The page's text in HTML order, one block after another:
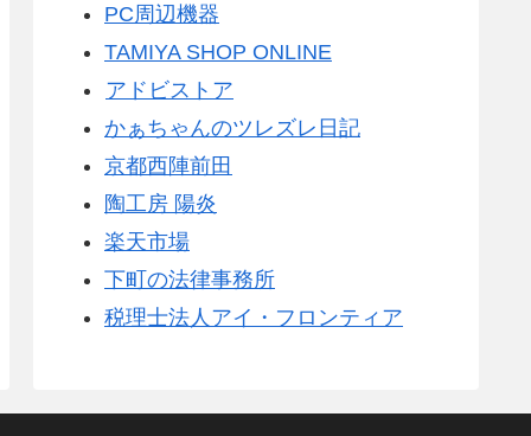
PC周辺機器
TAMIYA SHOP ONLINE
アドビストア
かぁちゃんのツレズレ日記
京都西陣前田
陶工房 陽炎
楽天市場
下町の法律事務所
税理士法人アイ・フロンティア